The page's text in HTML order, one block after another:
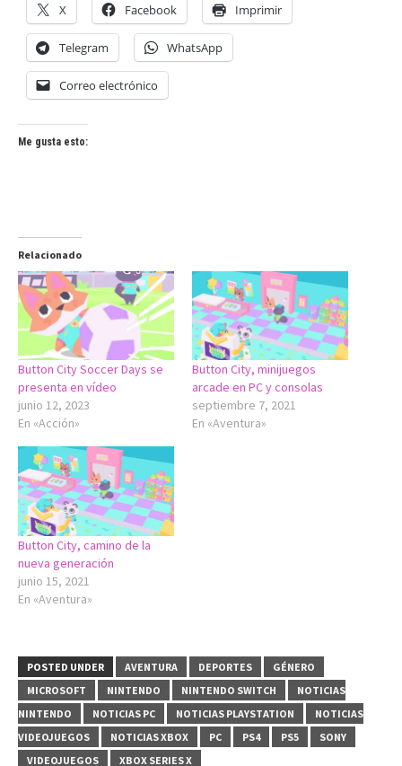
X Facebook Imprimir
Telegram WhatsApp
Correo electrónico
Me gusta esto:
Relacionado
Button City Soccer Days se
presenta en vídeo
junio 12, 2023
En «Acción»
Button City, minijuegos
arcade en PC y consolas
septiembre 7, 2021
En «Aventura»
Button City, camino de la
nueva generación
junio 15, 2021
En «Aventura»
POSTED UNDER AVENTURA DEPORTES
GÉNERO
MICROSOFT
NINTENDO NINTENDO SWITCH
NOTICIAS
NINTENDO
NOTICIAS PC NOTICIAS PLAYSTATION
NOTICIAS
VIDEOJUEGOS
NOTICIAS XBOX PC PS4 PS5
SONY
VIDEOJUEGOS
XBOX SERIES X